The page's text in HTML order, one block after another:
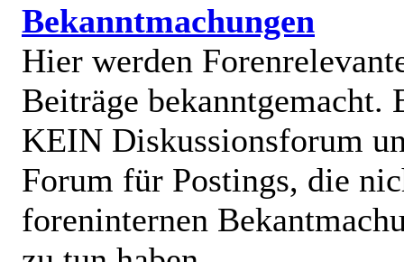
Bekanntmachungen
Hier werden
Beiträge bekanntgemacht.
KEIN Diskussionsforum
Forum für Postings, die
foreninternen